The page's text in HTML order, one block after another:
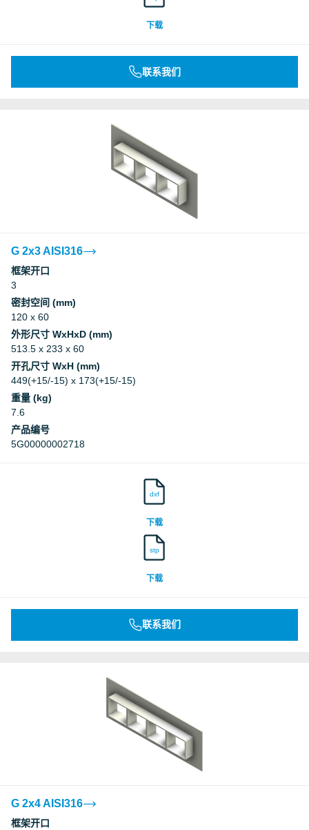
Underwriters Laboratories Inc.
Underwriters Laboratories Inc.
Underwriters Laboratories Inc.
Deutsches Institut für Bautechnik, DIBt
Deutsches Institut für Bautechnik, DIBt
下载
联系我们
G 2x3 AISI316
框架开口
3
密封空间 (mm)
120 x 60
外形尺寸 WxHxD (mm)
513.5 x 233 x 60
开孔尺寸 WxH (mm)
449(+15/-15) x 173(+15/-15)
重量 (kg)
7.6
产品编号
5G00000002718
dxf
下载
stp
下载
联系我们
G 2x4 AISI316
框架开口